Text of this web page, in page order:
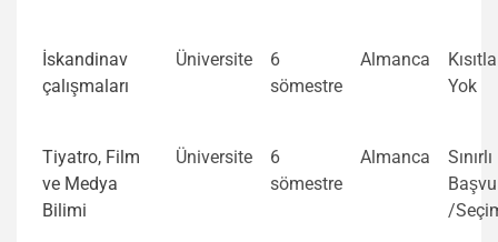
İskandinav
çalışmaları
Üniversite
6
sömestre
Almanca
Yok
Tiyatro, Film
ve Medya
Bilimi
Üniversite
6
sömestre
Almanca
Sınırlı
/